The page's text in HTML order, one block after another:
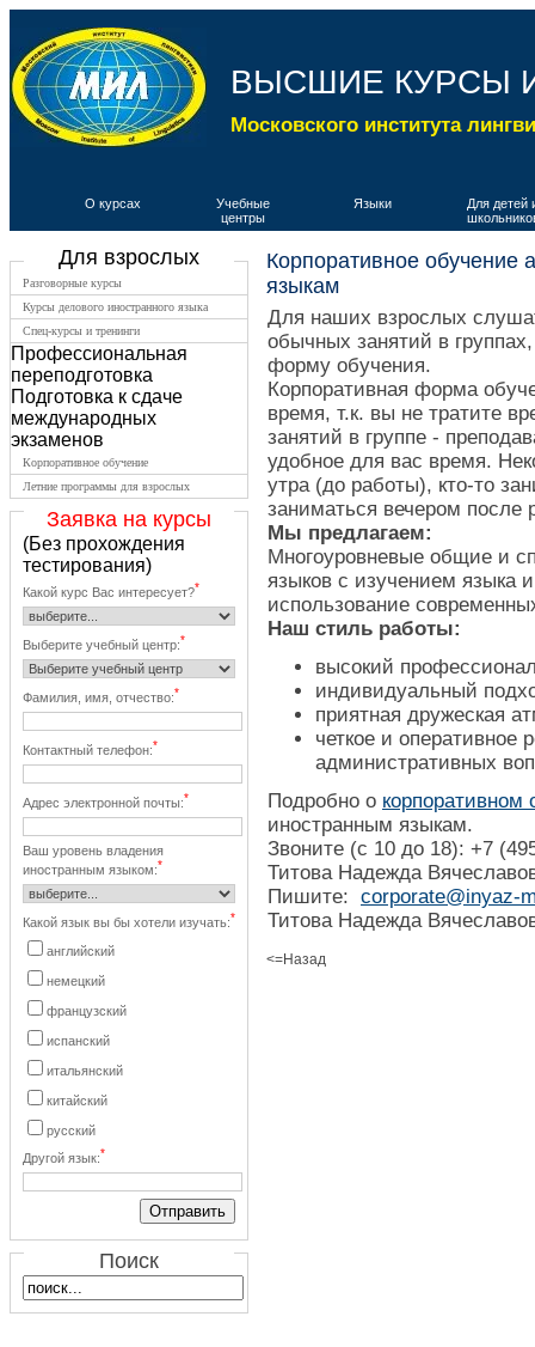
ВЫСШИЕ КУРСЫ
Московского института
О курсах
Учебные
центры
Языки
Для детей
Для взрослых
Разговорные курсы
Курсы делового иностранного языка
Спец-курсы и тренинги
Профессиональная
переподготовка
Подготовка к сдаче
международных
экзаменов
Корпоративное обучение
Летние программы для взрослых
Заявка на курсы
(Без прохождения
тестирования)
Какой курс Вас интересует?*
Выберите учебный центр:*
Фамилия, имя, отчество:*
Контактный телефон:*
Адрес электронной почты:*
Ваш уровень владения
иностранным языком:*
Какой язык вы бы хотели изучать:*
английский
немецкий
французский
испанский
итальянский
китайский
русский
Другой язык:*
Поиск
Корпоративное обучение
языкам
Для наших взрослых
обычных занятий в
форму обучения.
Корпоративная форма
время, т.к. вы не тратите
занятий в группе -
удобное для вас время.
утра (до работы), кто-то
заниматься вечером после
Мы предлагаем:
Многоуровневые общие и
языков с изучением языка
использование
Наш стиль работы:
высокий
индивидуальный
приятная дружеская
четкое и оперативное
административных
Подробно о корпоративном
иностранным языкам.
Звоните (с 10 до 18): +7
Титова Надежда
Пишите: corporate@inyaz-
Титова Надежда
<=Назад